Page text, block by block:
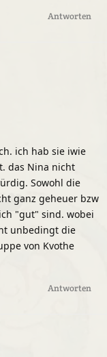
Antworten
ich hab sie iwie
das Nina nicht
Sowohl die
ganz geheuer bzw
"gut" sind. wobei
unbedingt die
von Kvothe
Antworten